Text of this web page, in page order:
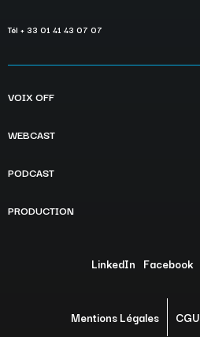
Tél + 33 01 41 43 07 07
VOIX OFF
WEBCAST
PODCAST
PRODUCTION
LinkedIn Facebook
Mentions Légales CGU